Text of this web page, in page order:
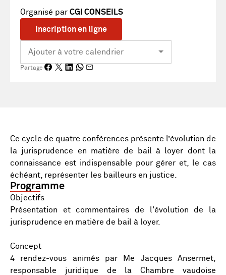
Organisé par CGI CONSEILS
Inscription en ligne
Partage
Ce cycle de quatre conférences présente l’évolution de
la jurisprudence en matière de bail à loyer dont la
connaissance est indispensable pour gérer et, le cas
échéant, représenter les bailleurs en justice.
Programme
Objectifs
Présentation et commentaires de l'évolution de la
jurisprudence en matière de bail à loyer.
Concept
4 rendez-vous animés par Me Jacques Ansermet,
responsable juridique de la Chambre vaudoise